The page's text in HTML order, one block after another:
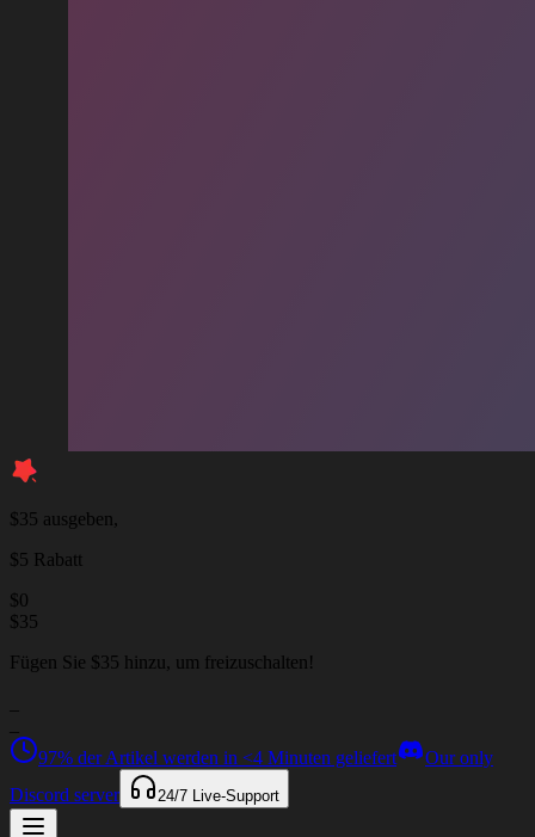
$35 ausgeben,
$5 Rabatt
$0
$35
Fügen Sie $35 hinzu, um freizuschalten!
97% der Artikel werden in <4 Minuten geliefert
Our only
Discord server
24/7 Live-Support